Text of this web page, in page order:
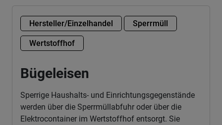
Hersteller/Einzelhandel Sperrmüll
Wertstoffhof
Bügeleisen
Sperrige Haushalts- und Einrichtungsgegenstände
werden über die Sperrmüllabfuhr oder über die
Elektrocontainer im Wertstoffhof entsorgt. Sie